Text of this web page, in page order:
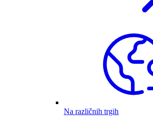
Na različnih trgih